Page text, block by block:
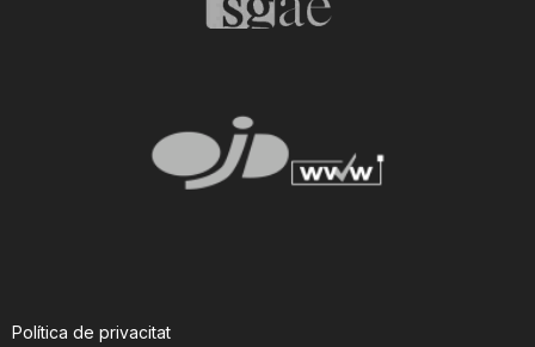
Política de privacitat